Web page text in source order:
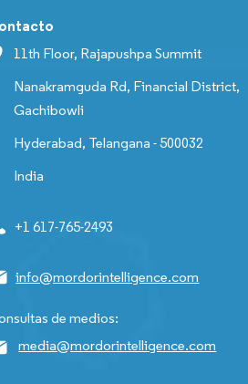
11th Floor, Rajapushpa Summit
Nanakramguda Rd, Financial District,
Gachibowli
Hyderabad, Telangana - 500032
India
+1 617-765-2493
info@mordorintelligence.com
de medios:
media@mordorintelligence.com